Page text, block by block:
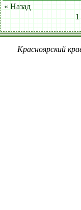
« Назад
1
Красноярский